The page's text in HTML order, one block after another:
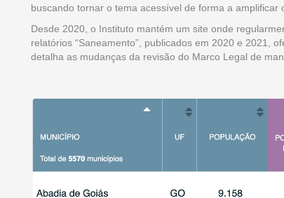
buscando tornar o tema acessível de forma a amplificar
Desde 2020, o Instituto mantém um site onde
relatórios “Saneamento”, publicados em 2020 e 2021,
detalha as mudanças da revisão do Marco Legal de